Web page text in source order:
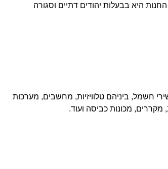
היא בבעלות יהודים דתיים וסגורה
חשמל, ביניהם טלוויזיות, מחשבים, מערכות
מכונות כביסה ועוד.